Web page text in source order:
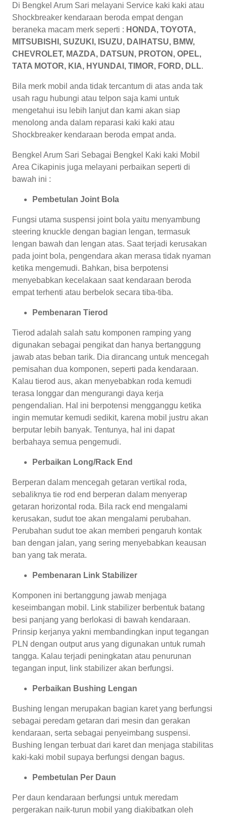
Di Bengkel Arum Sari melayani Service kaki kaki atau
Shockbreaker kendaraan beroda empat dengan
beraneka macam merk seperti : HONDA, TOYOTA,
MITSUBISHI, SUZUKI, ISUZU, DAIHATSU, BMW,
CHEVROLET, MAZDA, DATSUN, PROTON, OPEL,
TATA MOTOR, KIA, HYUNDAI, TIMOR, FORD, DLL.
Bila merk mobil anda tidak tercantum di atas anda tak
usah ragu hubungi atau telpon saja kami untuk
mengetahui isu lebih lanjut dan kami akan siap
menolong anda dalam reparasi kaki kaki atau
Shockbreaker kendaraan beroda empat anda.
Bengkel Arum Sari Sebagai Bengkel Kaki kaki Mobil
Area Cikapinis juga melayani perbaikan seperti di
bawah ini :
Pembetulan Joint Bola
Fungsi utama suspensi joint bola yaitu menyambung
steering knuckle dengan bagian lengan, termasuk
lengan bawah dan lengan atas. Saat terjadi kerusakan
pada joint bola, pengendara akan merasa tidak nyaman
ketika mengemudi. Bahkan, bisa berpotensi
menyebabkan kecelakaan saat kendaraan beroda
empat terhenti atau berbelok secara tiba-tiba.
Pembenaran Tierod
Tierod adalah salah satu komponen ramping yang
digunakan sebagai pengikat dan hanya bertanggung
jawab atas beban tarik. Dia dirancang untuk mencegah
pemisahan dua komponen, seperti pada kendaraan.
Kalau tierod aus, akan menyebabkan roda kemudi
terasa longgar dan mengurangi daya kerja
pengendalian. Hal ini berpotensi mengganggu ketika
ingin memutar kemudi sedikit, karena mobil justru akan
berputar lebih banyak. Tentunya, hal ini dapat
berbahaya semua pengemudi.
Perbaikan Long/Rack End
Berperan dalam mencegah getaran vertikal roda,
sebaliknya tie rod end berperan dalam menyerap
getaran horizontal roda. Bila rack end mengalami
kerusakan, sudut toe akan mengalami perubahan.
Perubahan sudut toe akan memberi pengaruh kontak
ban dengan jalan, yang sering menyebabkan keausan
ban yang tak merata.
Pembenaran Link Stabilizer
Komponen ini bertanggung jawab menjaga
keseimbangan mobil. Link stabilizer berbentuk batang
besi panjang yang berlokasi di bawah kendaraan.
Prinsip kerjanya yakni membandingkan input tegangan
PLN dengan output arus yang digunakan untuk rumah
tangga. Kalau terjadi peningkatan atau penurunan
tegangan input, link stabilizer akan berfungsi.
Perbaikan Bushing Lengan
Bushing lengan merupakan bagian karet yang berfungsi
sebagai peredam getaran dari mesin dan gerakan
kendaraan, serta sebagai penyeimbang suspensi.
Bushing lengan terbuat dari karet dan menjaga stabilitas
kaki-kaki mobil supaya berfungsi dengan bagus.
Pembetulan Per Daun
Per daun kendaraan berfungsi untuk meredam
pergerakan naik-turun mobil yang diakibatkan oleh